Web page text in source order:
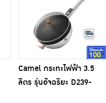
Camel กระทะไฟฟ้า 3.5
ลิตร รุ่นอัจฉริยะ D239-